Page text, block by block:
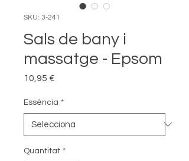
SKU: 3-241
Sals de bany i
massatge - Epsom
10,95 €
Essència *
Quantitat *